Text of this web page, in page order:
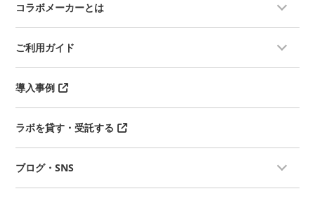
コラボメーカーとは
ご利用ガイド
導入事例
ラボを貸す・受託する
ブログ・SNS